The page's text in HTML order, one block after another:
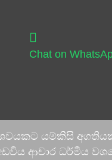
Chat on
යම්කිසි
ධර්මීය